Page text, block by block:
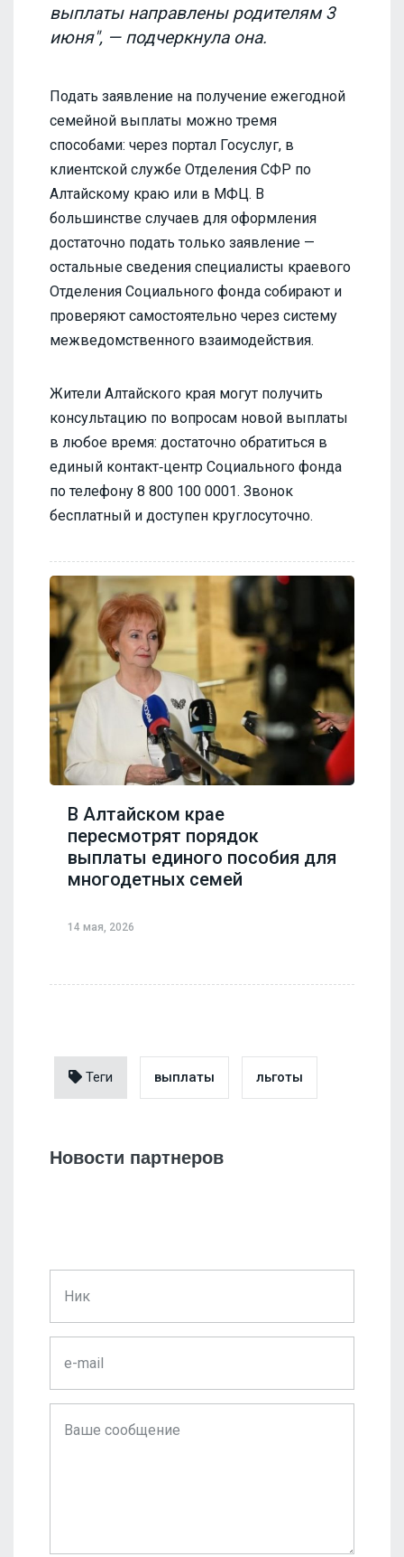
выплаты направлены родителям 3
июня", — подчеркнула она.
Подать заявление на получение ежегодной
семейной выплаты можно тремя
способами: через портал Госуслуг, в
клиентской службе Отделения СФР по
Алтайскому краю или в МФЦ. В
большинстве случаев для оформления
достаточно подать только заявление —
остальные сведения специалисты краевого
Отделения Социального фонда собирают и
проверяют самостоятельно через систему
межведомственного взаимодействия.
Жители Алтайского края могут получить
консультацию по вопросам новой выплаты
в любое время: достаточно обратиться в
единый контакт‑центр Социального фонда
по телефону 8 800 100 0001. Звонок
бесплатный и доступен круглосуточно.
В Алтайском крае
пересмотрят порядок
выплаты единого пособия для
многодетных семей
14 мая, 2026
Теги выплаты льготы
Новости партнеров